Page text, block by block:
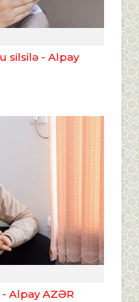
silsilə - Alpay
- Alpay AZƏR